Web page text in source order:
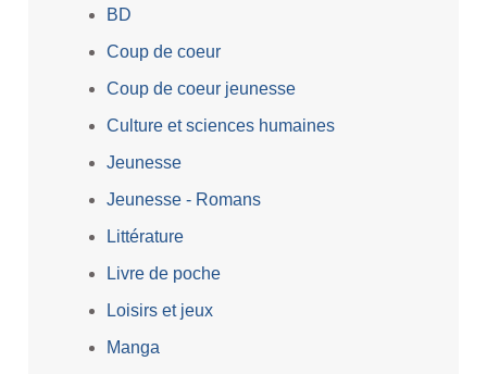
BD
Coup de coeur
Coup de coeur jeunesse
Culture et sciences humaines
Jeunesse
Jeunesse - Romans
Littérature
Livre de poche
Loisirs et jeux
Manga